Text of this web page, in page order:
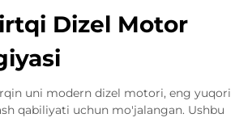
Dizel Motor
uni modern dizel motori, eng yuqori
qabiliyati uchun mo'jalangan. Ushbu